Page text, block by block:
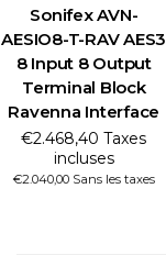
Sonifex AVN-
AESIO8-T-RAV AES3
8 Input 8 Output
Terminal Block
Ravenna Interface
€2.468,40 Taxes
incluses
€2.040,00 Sans les taxes